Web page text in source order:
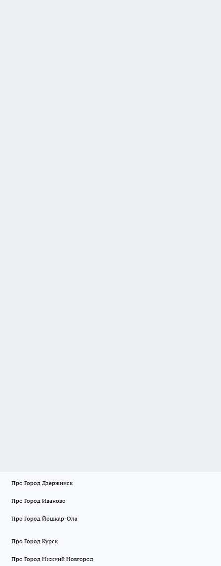
Про Город Дзержинск
Про Город Иваново
Про Город Йошкар-Ола
Про Город Курск
Про Город Нижний Новгород